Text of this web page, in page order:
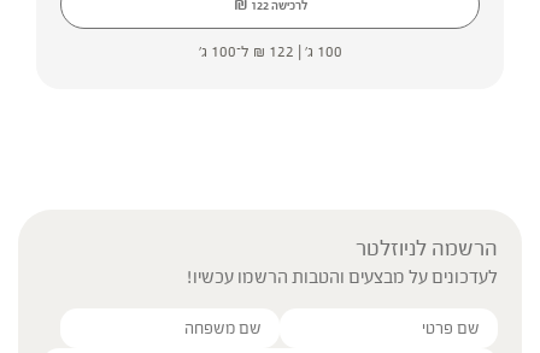
לרכישה ₪ 122
100 ג' | ₪ 122 ל־100 ג'
הרשמה לניוזלטר
לעדכונים על מבצעים והטבות הרשמו עכשיו!